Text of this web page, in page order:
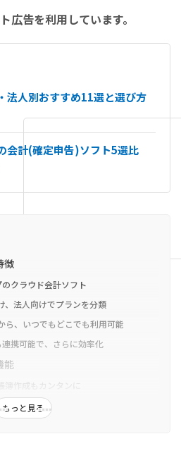
告を利用しています。
法人別おすすめ11選と選び方
会計(確定申告)ソフト5選比
もっと見る
徴
クラウド会計ソフト
、法人向けでプランを分類
ら、いつでもどこでも利用可能
携可能で、さらに効率化
能
化・管理